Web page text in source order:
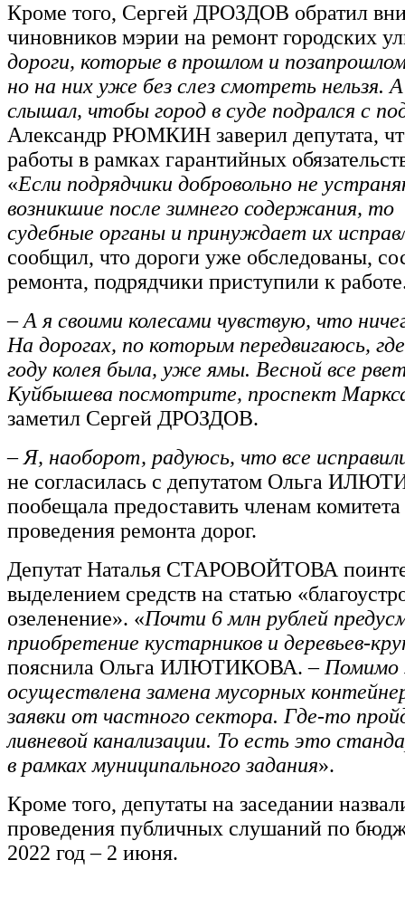
Кроме того, Сергей ДРОЗДОВ обратил
чиновников мэрии на ремонт городских
дороги, которые в прошлом и позапрошлом
но на них уже без слез смотреть нельзя.
слышал, чтобы город в суде подрался с
Александр РЮМКИН заверил депутата,
работы в рамках гарантийных
«Если подрядчики добровольно не
возникшие после зимнего содержания,
судебные органы и принуждает их
сообщил, что дороги уже обследованы,
ремонта, подрядчики приступили к
– А я своими колесами чувствую, что
На дорогах, по которым передвигаюсь,
году колея была, уже ямы. Весной все
Куйбышева посмотрите, проспект
заметил Сергей ДРОЗДОВ.
– Я, наоборот, радуюсь, что все
не согласилась с депутатом Ольга
пообещала предоставить членам
проведения ремонта дорог.
Депутат Наталья СТАРОВОЙТОВА
выделением средств на статью
озеленение». «Почти 6 млн рублей
приобретение кустарников и деревьев-
пояснила Ольга ИЛЮТИКОВА. –Помимо
осуществлена замена мусорных
заявки от частного сектора. Где-то
ливневой канализации. То есть это
в рамках муниципального задания».
Кроме того, депутаты на заседании
проведения публичных слушаний по
2022 год – 2 июня.